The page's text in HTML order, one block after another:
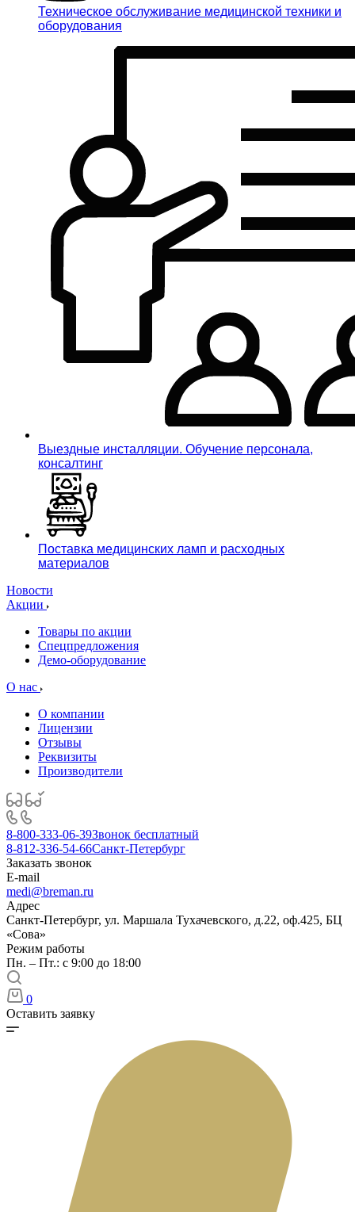
Техническое обслуживание медицинской техники и
оборудования
Выездные инсталляции. Обучение персонала,
консалтинг
Поставка медицинских ламп и расходных
материалов
Новости
Акции
Товары по акции
Спецпредложения
Демо-оборудование
О нас
О компании
Лицензии
Отзывы
Реквизиты
Производители
8-800-333-06-39Звонок бесплатный
8-812-336-54-66Санкт-Петербург
Заказать звонок
E-mail
medi@breman.ru
Адрес
Санкт-Петербург, ул. Маршала Тухачевского, д.22, оф.425, БЦ
«Сова»
Режим работы
Пн. – Пт.: с 9:00 до 18:00
0
Оставить заявку